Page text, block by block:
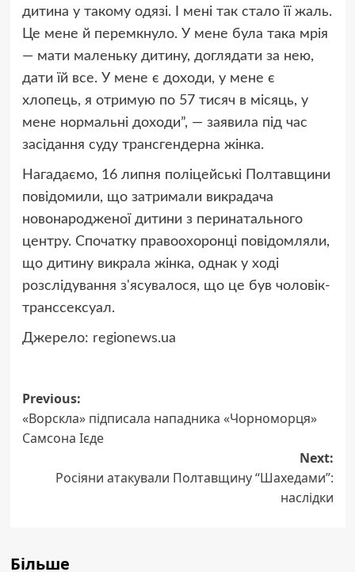
дитина у такому одязі. І мені так стало її жаль.
Це мене й перемкнуло. У мене була така мрія
— мати маленьку дитину, доглядати за нею,
дати їй все. У мене є доходи, у мене є
хлопець, я отримую по 57 тисяч в місяць, у
мене нормальні доходи”, — заявила під час
засідання суду трансгендерна жінка.
Нагадаємо, 16 липня поліцейські Полтавщини
повідомили, що затримали викрадача
новонародженої дитини з перинатального
центру. Спочатку правоохоронці повідомляли,
що дитину викрала жінка, однак у ході
розслідування з'ясувалося, що це був чоловік-
транссексуал.
Джерело: regionews.ua
Post
navigation
Previous:
«Ворскла» підписала нападника «Чорноморця»
Самсона Ієде
Next:
Росіяни атакували Полтавщину “Шахедами”:
наслідки
Більше